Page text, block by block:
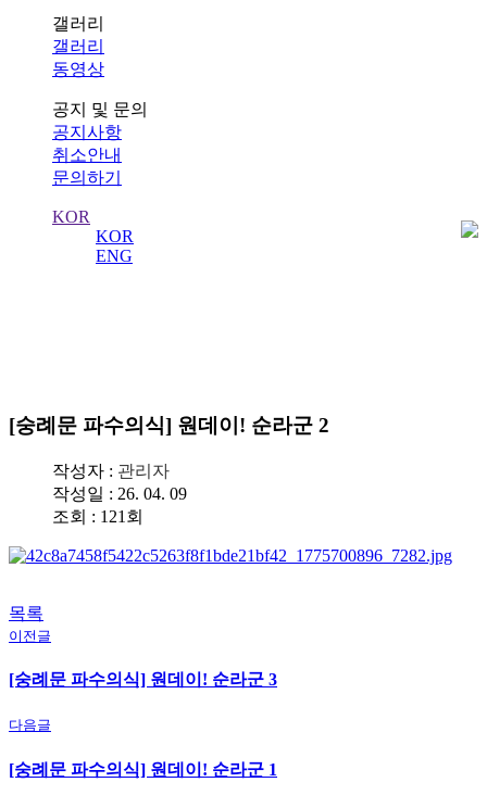
갤러리
갤러리
동영상
공지 및 문의
공지사항
취소안내
문의하기
KOR
KOR
ENG
[숭례문 파수의식] 원데이! 순라군 2
작성자 : 관리자
작성일 : 26. 04. 09
조회 : 121회
목록
이전글
[숭례문 파수의식] 원데이! 순라군 3
다음글
[숭례문 파수의식] 원데이! 순라군 1